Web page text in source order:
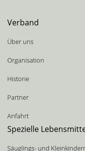
Verband
Über uns
Organisation
Historie
Partner
Anfahrt
Spezielle
Säuglings- und